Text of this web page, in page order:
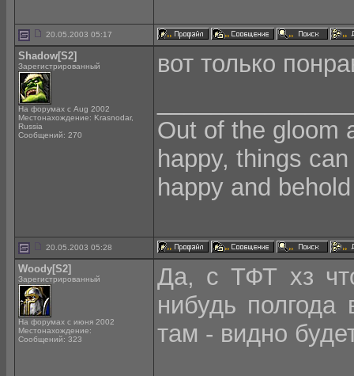
20.05.2003 05:17
Shadow[S2]
Зарегистрированный
На форумах с Aug 2002
Местонахождение: Krasnodar,
Russia
Сообщений: 270
вот только
Out of the gloom
happy, things
happy and
20.05.2003 05:28
Woody[S2]
Зарегистрированный
На форумах с июня 2002
Местонахождение:
Сообщений: 323
Да, с ТФТ хз
нибудь
там - видно